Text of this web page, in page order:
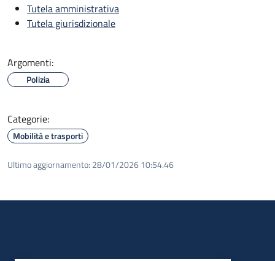
Tutela amministrativa
Tutela giurisdizionale
Argomenti:
Polizia
Categorie:
Mobilità e trasporti
Ultimo aggiornamento: 28/01/2026 10:54.46